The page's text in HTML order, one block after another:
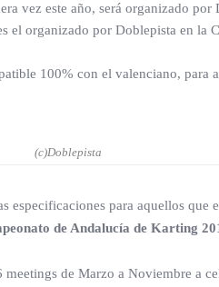
vez este año, será organizado
el organizado por Doblepista en la
100% con el valenciano, para
(c)Doblepista
especificaciones para aquellos que
de Andalucía de Karting
meetings de Marzo a Noviembre a